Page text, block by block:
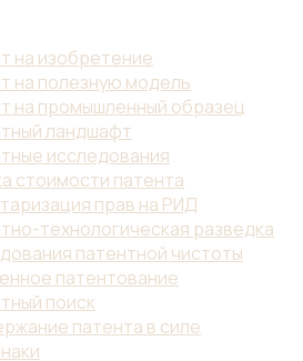
на изобретение
на полезную модель
на промышленный образец
ландшафт
исследования
стоимости патента
прав на РИД
технологическая разведка
патентной чистоты
патентование
поиск
патента в силе